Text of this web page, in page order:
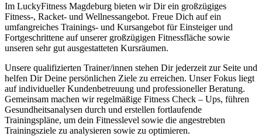
Im LuckyFitness Magdeburg bieten wir Dir ein großzügiges
Fitness-, Racket- und Wellnessangebot. Freue Dich auf ein
umfangreiches Trainings- und Kursangebot für Einsteiger und
Fortgeschrittene auf unserer großzügigen Fitnessfläche sowie
unseren sehr gut ausgestatteten Kursräumen.
Unsere qualifizierten Trainer/innen stehen Dir jederzeit zur Seite und
helfen Dir Deine persönlichen Ziele zu erreichen. Unser Fokus liegt
auf individueller Kundenbetreuung und professioneller Beratung.
Gemeinsam machen wir regelmäßige Fitness Check – Ups, führen
Gesundheitsanalysen durch und erstellen fortlaufende
Trainingspläne, um dein Fitnesslevel sowie die angestrebten
Trainingsziele zu analysieren sowie zu optimieren.